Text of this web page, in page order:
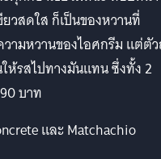
วสดใส ก็เป็นของหวานที่
ามหวานของไอศกรีม แต่ตั
ห้รสไปทางมันแทน ซึ่งทั้ง 2
บาท